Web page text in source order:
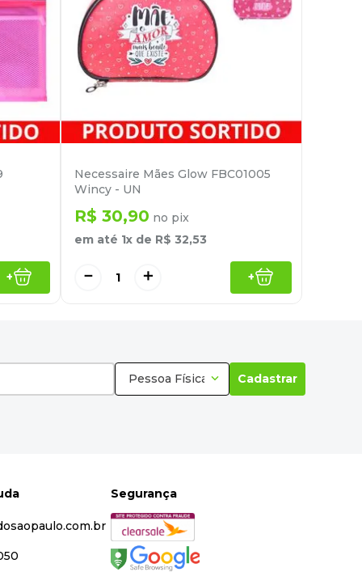
+
Necessaire Mães Glow FBC01005
Wincy - UN
R$ 30,90 no pix
em até 1x de R$ 32,53
＋
－ +
Pessoa Física Cadastrar
Segurança